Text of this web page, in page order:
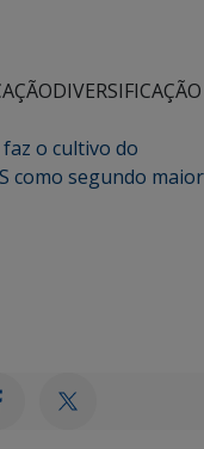
DIVERSIFICAÇÃO
o cultivo do
como segundo maior